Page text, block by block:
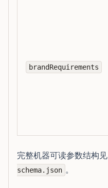
brandRequirements
完整机器可读参数结构见
schema.json 。